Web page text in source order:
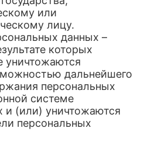
или
лицу.
данных –
которых
уничтожаются
дальнейшего
персональных
системе
и (или) уничтожаются
персональных